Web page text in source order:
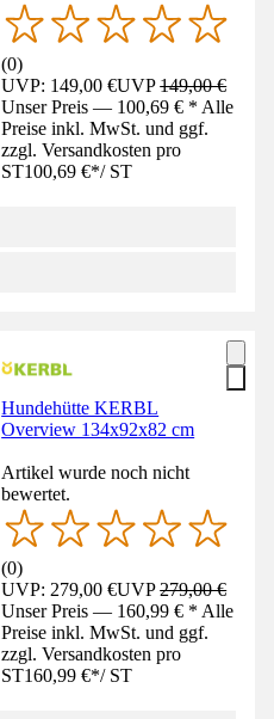
(0)
UVP: 149,00 €UVP149,00 €
Unser Preis — 100,69 € * Alle
Preise inkl. MwSt. und ggf.
zzgl. Versandkosten pro
ST100,69 €*/ ST
Hundehütte KERBL
Overview 134x92x82 cm
Artikel wurde noch nicht
bewertet.
(0)
UVP: 279,00 €UVP279,00 €
Unser Preis — 160,99 € * Alle
Preise inkl. MwSt. und ggf.
zzgl. Versandkosten pro
ST160,99 €*/ ST